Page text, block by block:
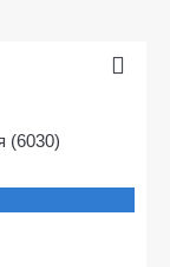
(6030)